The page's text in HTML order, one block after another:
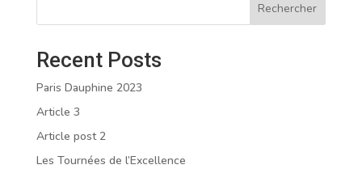
Rechercher
Recent Posts
Paris Dauphine 2023
Article 3
Article post 2
Les Tournées de l’Excellence